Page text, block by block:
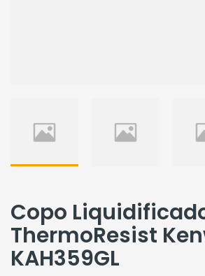
Copo
ThermoResist
KAH359GL